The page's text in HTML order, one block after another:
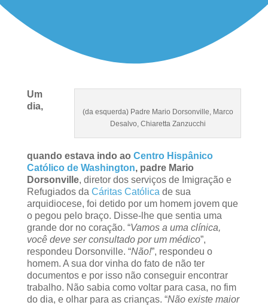
(da esquerda) Padre Mario Dorsonville, Marco
Desalvo, Chiaretta Zanzucchi
Um
dia,
quando estava indo ao Centro Hispânico
Católico de Washington, padre Mario
Dorsonville, diretor dos serviços de Imigração e
Refugiados da Cáritas Católica de sua
arquidiocese, foi detido por um homem jovem que
o pegou pelo braço. Disse-lhe que sentia uma
grande dor no coração. “Vamos a uma clínica,
você deve ser consultado por um médico”,
respondeu Dorsonville. “Não!”, respondeu o
homem. A sua dor vinha do fato de não ter
documentos e por isso não conseguir encontrar
trabalho. Não sabia como voltar para casa, no fim
do dia, e olhar para as crianças. “Não existe maior